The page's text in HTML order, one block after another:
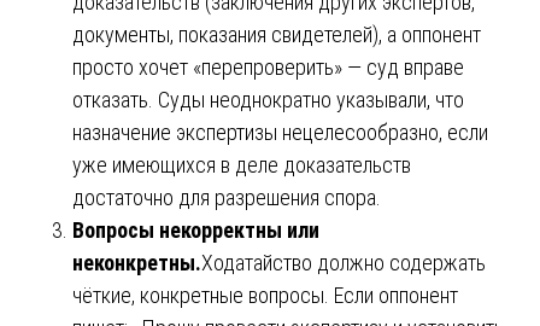
документы, показания свидетелей), а оппонент
просто хочет «перепроверить» — суд вправе
отказать. Суды неоднократно указывали, что
назначение экспертизы нецелесообразно, если
уже имеющихся в деле доказательств
достаточно для разрешения спора.
Вопросы некорректны или
неконкретны.Ходатайство должно содержать
чёткие, конкретные вопросы. Если оппонент